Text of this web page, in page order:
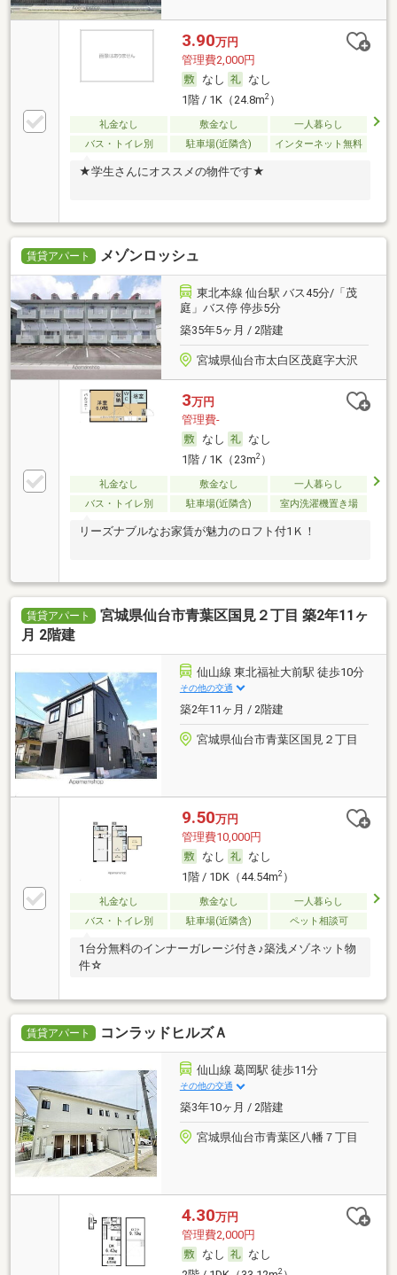
3.90万円
管理費2,000円
なし
なし
1階 / 1K（24.8m2）
礼金なし 敷金なし
一人暮らし
バス・トイレ別
駐車場(近隣含) インターネット無料
★学生さんにオススメの物件です★
賃貸アパート メゾンロッシュ
東北本線 仙台駅 バス45分/「茂
庭」バス停 停歩5分
築35年5ヶ月 / 2階建
宮城県仙台市太白区茂庭字大沢
3万円
管理費-
なし
なし
1階 / 1K（23m2）
礼金なし 敷金なし
一人暮らし
バス・トイレ別
駐車場(近隣含) 室内洗濯機置き場
リーズナブルなお家賃が魅力のロフト付1Ｋ！
賃貸アパート
宮城県仙台市青葉区国見２丁目 築2年11ヶ
月 2階建
仙山線 東北福祉大前駅 徒歩10分
その他の交通
築2年11ヶ月 / 2階建
宮城県仙台市青葉区国見２丁目
9.50万円
管理費10,000円
なし
なし
1階 / 1DK（44.54m2）
礼金なし 敷金なし
一人暮らし
バス・トイレ別
駐車場(近隣含) ペット相談可
1台分無料のインナーガレージ付き♪築浅メゾネット物
件☆
賃貸アパート コンラッドヒルズＡ
仙山線 葛岡駅 徒歩11分
その他の交通
築3年10ヶ月 / 2階建
宮城県仙台市青葉区八幡７丁目
4.30万円
管理費2,000円
なし
なし
2